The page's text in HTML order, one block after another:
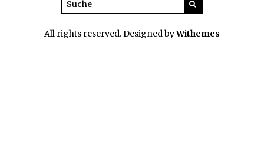
All rights reserved. Designed byWithemes